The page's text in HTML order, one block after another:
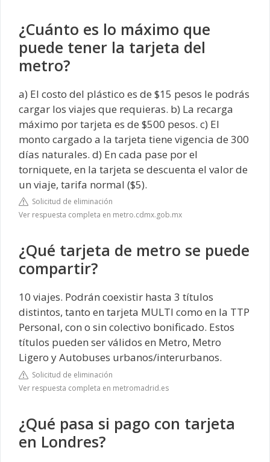
¿Cuánto es lo máximo que
puede tener la tarjeta del
metro?
a) El costo del plástico es de $15 pesos le podrás
cargar los viajes que requieras. b) La recarga
máximo por tarjeta es de $500 pesos. c) El
monto cargado a la tarjeta tiene vigencia de 300
días naturales. d) En cada pase por el
torniquete, en la tarjeta se descuenta el valor de
un viaje, tarifa normal ($5).
Solicitud de eliminación
Ver respuesta completa en metro.cdmx.gob.mx
¿Qué tarjeta de metro se puede
compartir?
10 viajes. Podrán coexistir hasta 3 títulos
distintos, tanto en tarjeta MULTI como en la TTP
Personal, con o sin colectivo bonificado. Estos
títulos pueden ser válidos en Metro, Metro
Ligero y Autobuses urbanos/interurbanos.
Solicitud de eliminación
Ver respuesta completa en metromadrid.es
¿Qué pasa si pago con tarjeta
en Londres?